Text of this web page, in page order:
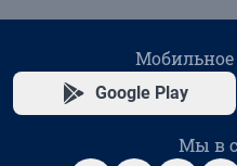
Google Play
Мы в